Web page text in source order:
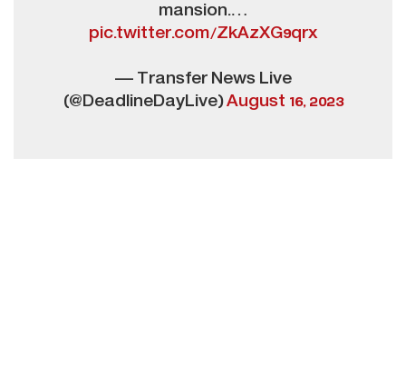
mansion.…
pic.twitter.com/ZkAzXG9qrx
— Transfer News Live
(@DeadlineDayLive)August 16, 2023